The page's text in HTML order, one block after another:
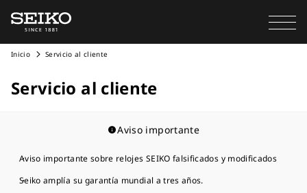
Inicio Servicio al cliente
Servicio al cliente
Aviso importante
Aviso importante sobre relojes SEIKO falsificados y modificados
Seiko amplía su garantía mundial a tres años.